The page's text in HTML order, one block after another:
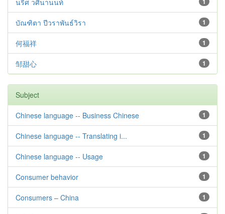
นริศ วศินานนท์
1
บัณฑิตา ปีวราพันธ์วิรา
1
何福祥
1
邹甜心
Subject
1
Chinese language -- Business Chinese
1
Chinese language -- Translating i...
1
Chinese language -- Usage
1
Consumer behavior
1
Consumers – China